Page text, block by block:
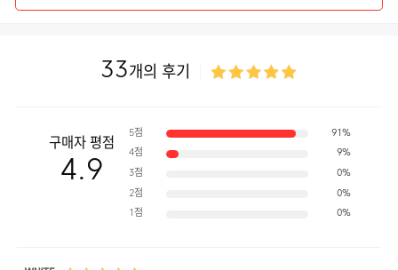
33개의 후기
구매자 평점
4.9
5점 91%
4점 9%
3점 0%
2점 0%
1점 0%